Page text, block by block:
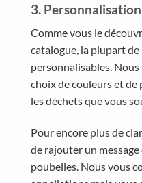
3. Personnalisation
Comme vous le
catalogue, la plupart
personnalisables.
choix de couleurs et
les déchets que vous
Pour encore plus de
de rajouter un
poubelles. Nous vous